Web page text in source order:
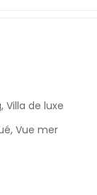
, Villa de luxe
, Vue mer